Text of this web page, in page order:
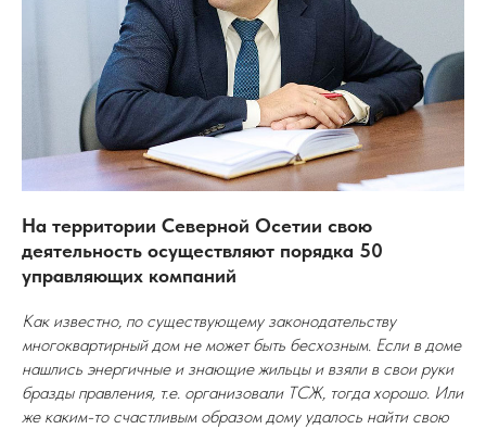
На территории Северной Осетии свою
деятельность осуществляют порядка 50
управляющих компаний
Как известно, по существующему законодательству
многоквартирный дом не может быть бесхозным. Если в доме
нашлись энергичные и знающие жильцы и взяли в свои руки
бразды правления, т.е. организовали ТСЖ, тогда хорошо. Или
же каким-то счастливым образом дому удалось найти свою